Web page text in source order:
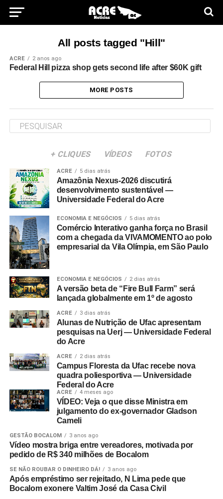
All posts tagged "Hill"
ACRE 2 anos ago
Federal Hill pizza shop gets second life after $60K gift
MORE POSTS
+ CLIQUES VÍDEOS FOTOS
ACRE 5 dias atrás
Amazônia Nexus-2026 discutirá
desenvolvimento sustentável —
Universidade Federal do Acre
ECONOMIA E NEGÓCIOS 5 dias atrás
Comércio Interativo ganha força no Brasil
com a chegada da VIVAMOMENTO ao polo
empresarial da Vila Olímpia, em São Paulo
ECONOMIA E NEGÓCIOS 2 dias atrás
A versão beta de “Fire Bull Farm” será
lançada globalmente em 1º de agosto
ACRE 3 dias atrás
Alunas de Nutrição de Ufac apresentam
pesquisas na Uerj — Universidade Federal
do Acre
ACRE 2 dias atrás
Campus Floresta da Ufac recebe nova
quadra poliesportiva — Universidade
Federal do Acre
ACRE 4 meses ago
VÍDEO: Veja o que disse Ministra em
julgamento do ex-governador Gladson
Cameli
GESTÃO BOCALOM 3 anos ago
Vídeo mostra briga entre vereadores, motivada por
pedido de R$ 340 milhões de Bocalom
SE NÃO ROUBAR O DINHEIRO DÁ! 3 anos ago
Após empréstimo ser rejeitado, N Lima pede que
Bocalom exonere Valtim José da Casa Civil